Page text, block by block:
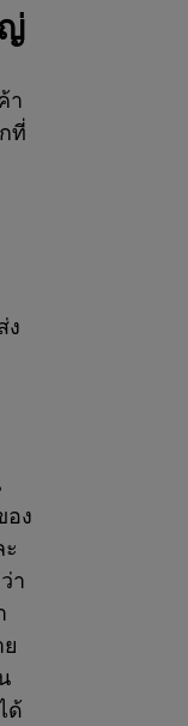
า
ที่
ง
อง
า
ด้